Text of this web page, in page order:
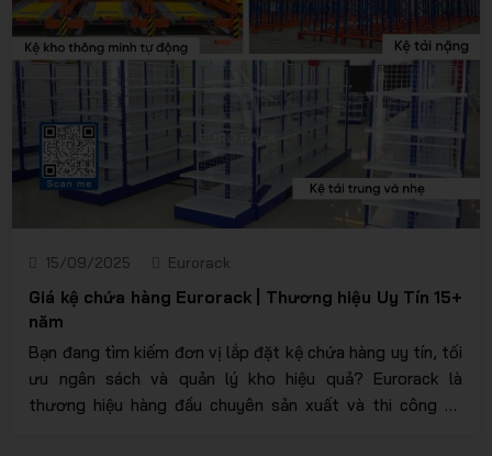
15/09/2025 Eurorack
Giá kệ chứa hàng Eurorack | Thương hiệu Uy Tín 15+
năm
Bạn đang tìm kiếm đơn vị lắp đặt kệ chứa hàng uy tín, tối
ưu ngân sách và quản lý kho hiệu quả? Eurorack là
thương hiệu hàng đầu chuyên sản xuất và thi công kệ